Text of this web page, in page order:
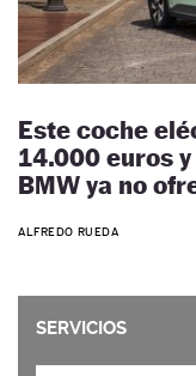
Este coche
14.000 euros
BMW ya no
ALFREDO RUEDA